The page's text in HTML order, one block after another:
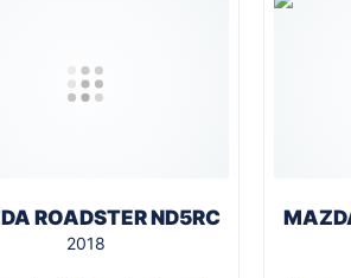
ROADSTER ND5RC
2018